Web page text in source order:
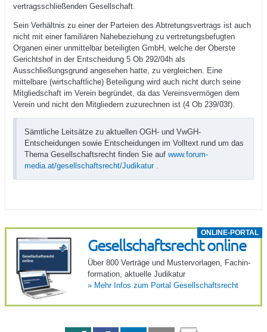
vertragsschließenden Gesellschaft.
Sein Verhältnis zu einer der Parteien des Abtretungsvertrags ist auch
nicht mit einer familiären Nahebeziehung zu vertretungsbefugten
Organen einer unmittelbar beteiligten GmbH, welche der Oberste
Gerichtshof in der Entscheidung 5 Ob 292/04h als
Ausschließungsgrund angesehen hatte, zu vergleichen. Eine
mittelbare (wirtschaftliche) Beteiligung wird auch nicht durch seine
Mitgliedschaft im Verein begründet, da das Vereinsvermögen dem
Verein und nicht den Mitgliedern zuzurechnen ist (4 Ob 239/03f).
Sämtliche Leitsätze zu aktuellen OGH- und VwGH-
Entscheidungen sowie Entscheidungen im Volltext rund um das
Thema Gesellschaftsrecht finden Sie auf www.forum-
media.at/gesellschaftsrecht/Judikatur.
ONLINE-PORTAL
Gesell­schafts­recht online
Über 800 Verträge und Muster­vor­lagen, Fach­in­
for­ma­tion, aktu­elle Judi­katur
»Mehr Infos zum Portal Gesell­schafts­recht